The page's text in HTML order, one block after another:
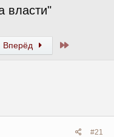
власти"
Вперёд Последний
#21